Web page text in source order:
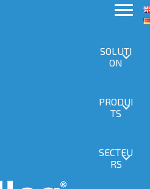
SOLUTI
ON
PRODUI
TS
SECTEU
RS
13 mars 2023
d’AIRBUS Atlantic, qui vient